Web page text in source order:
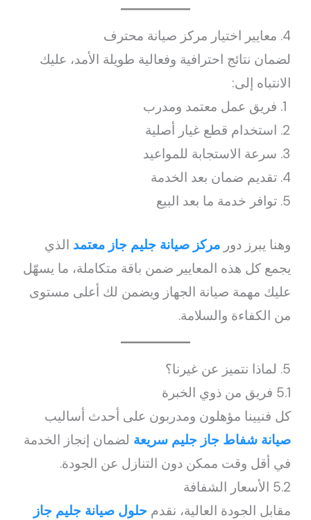
4. معايير اختيار مركز صيانة محترف
لضمان نتائج احترافية وفعالية طويلة الأمد، عليك
الانتباه إلى:
فريق عمل معتمد ومدرب
استخدام قطع غيار أصلية
سرعة الاستجابة للمواعيد
تقديم ضمان بعد الخدمة
توافر خدمة ما بعد البيع
وهنا يبرز دورمركز صيانة جليم جاز معتمد الذي
يجمع كل هذه المعايير ضمن باقة متكاملة، ما يسهّل
عليك مهمة صيانة الجهاز ويضمن لك أعلى مستوى
من الكفاءة والسلامة.
5. لماذا نتميز عن غيرنا؟
5.1 فريق من ذوي الخبرة
كل فنيينا مؤهلون ومدربون على أحدث أساليب
صيانة شفاط جاز جليم سريعة لضمان إنجاز الخدمة
في أقل وقت ممكن دون التنازل عن الجودة.
5.2 الأسعار الشفافة
مقابل الجودة العالية، نقدمحلول صيانة جليم جاز